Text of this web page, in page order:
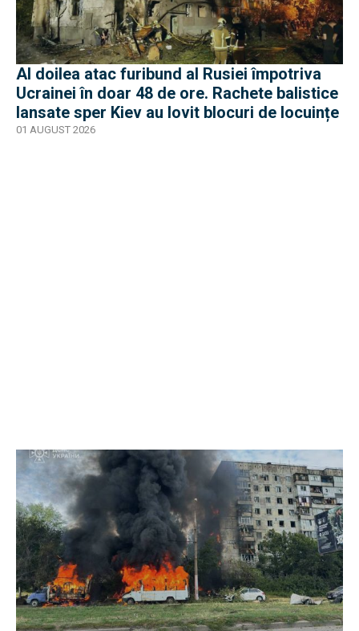
Al doilea atac furibund al Rusiei împotriva
Ucrainei în doar 48 de ore. Rachete balistice
lansate sper Kiev au lovit blocuri de locuințe
01 AUGUST 2026